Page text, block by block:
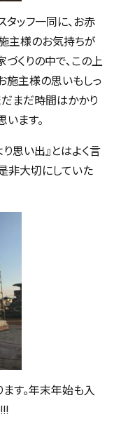
タッフ一同に、お赤
主様のお気持ちが
くりの中で、この上
施主様の思いもしっ
だまだ時間はかかり
ます。
思い出』とはよく言
非大切にしていた
す。年末年始も入